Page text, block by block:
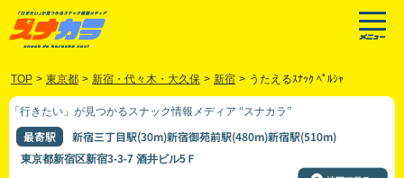
TOP > 東京都 > 新宿・代々木・大久保 > 新宿 > うたえるｽﾅｯｸ ﾍﾟﾙｼｬ
「行きたい」が見つかるスナック情報メディア “スナカラ”
最寄駅 新宿三丁目駅(30m)新宿御苑前駅(480m)新宿駅(510m)
東京都新宿区新宿3-3-7 酒井ビル5Ｆ